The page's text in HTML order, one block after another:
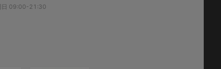
日 09:00-21:30